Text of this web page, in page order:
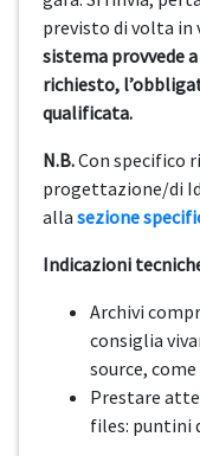
previsto di volta in
sistema provvede
richiesto,
qualificata.
N.B.Con specifico
progettazione/di
alla sezione
Indicazioni
Archivi
consiglia
source,
Prestare
files: puntini